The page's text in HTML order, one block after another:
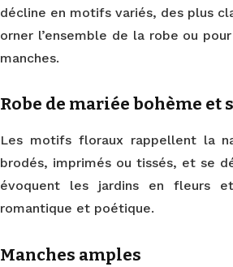
décline en motifs variés, des plus
orner l’ensemble de la robe ou
manches.
Robe de mariée bohème et
Les motifs floraux rappellent la
brodés, imprimés ou tissés, et se
évoquent les jardins en fleurs
romantique et poétique.
Manches amples